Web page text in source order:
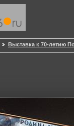
Выставка к 70-летию